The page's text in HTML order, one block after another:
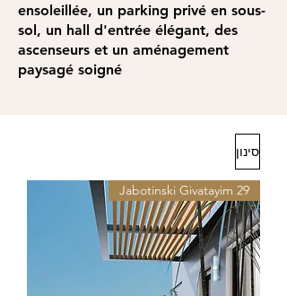
ensoleillée, un parking privé en sous-
sol, un hall d'entrée élégant, des
ascenseurs et un aménagement
paysagé soigné
סינון
29 Jabotinski Givatayim